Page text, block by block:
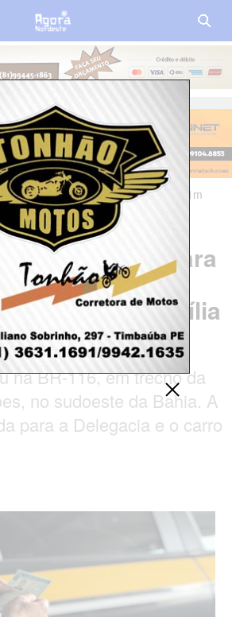
Atualizado em 05/04/2025 às 04h11m
com carro
e alega para
pegou veículo
para levar família
na BR-116, em trecho da
no sudoeste da Bahia. A
para a Delegacia e o carro